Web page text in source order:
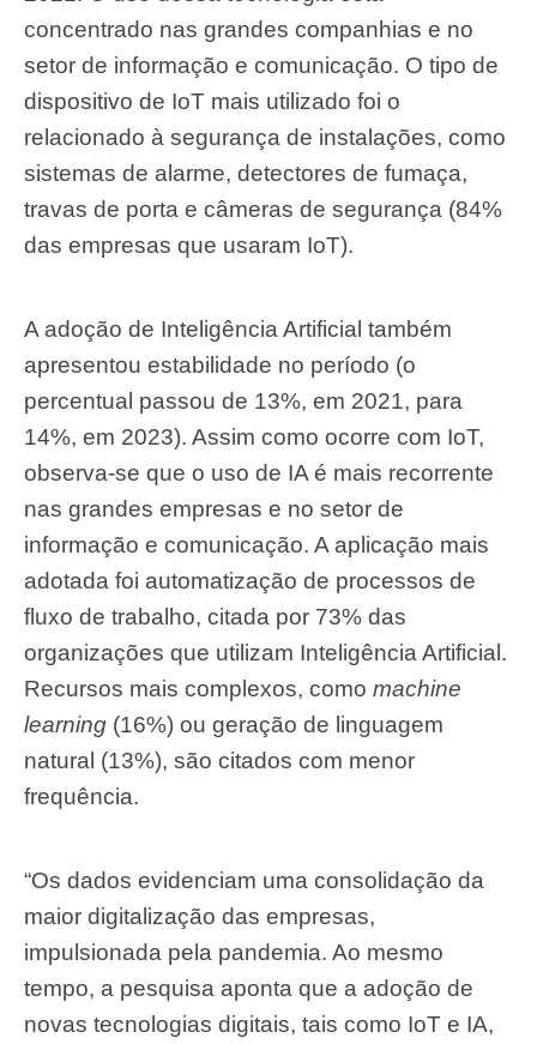
concentrado nas grandes companhias e no
setor de informação e comunicação. O tipo de
dispositivo de IoT mais utilizado foi o
relacionado à segurança de instalações, como
sistemas de alarme, detectores de fumaça,
travas de porta e câmeras de segurança (84%
das empresas que usaram IoT).
A adoção de Inteligência Artificial também
apresentou estabilidade no período (o
percentual passou de 13%, em 2021, para
14%, em 2023). Assim como ocorre com IoT,
observa-se que o uso de IA é mais recorrente
nas grandes empresas e no setor de
informação e comunicação. A aplicação mais
adotada foi automatização de processos de
fluxo de trabalho, citada por 73% das
organizações que utilizam Inteligência Artificial.
Recursos mais complexos, como machine
learning (16%) ou geração de linguagem
natural (13%), são citados com menor
frequência.
“Os dados evidenciam uma consolidação da
maior digitalização das empresas,
impulsionada pela pandemia. Ao mesmo
tempo, a pesquisa aponta que a adoção de
novas tecnologias digitais, tais como IoT e IA,